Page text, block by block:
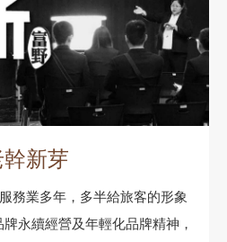
新芽
務業多年，多半給旅客的形象
永續經營及年輕化品牌精神，